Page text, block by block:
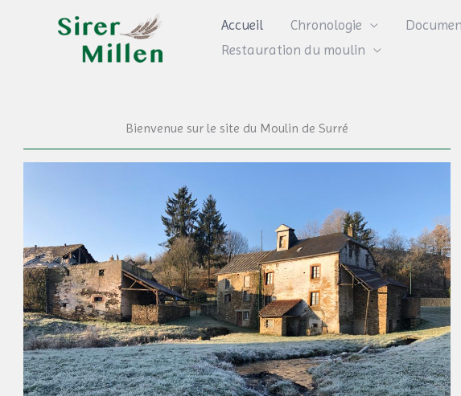
Accueil Chronologie
Restauration du moulin
Bienvenue sur le site du Moulin de Surré